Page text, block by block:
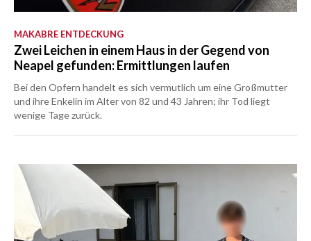
MAKABRE ENTDECKUNG
Zwei Leichen in einem Haus in der Gegend von
Neapel gefunden: Ermittlungen laufen
Bei den Opfern handelt es sich vermutlich um eine Großmutter
und ihre Enkelin im Alter von 82 und 43 Jahren; ihr Tod liegt
wenige Tage zurück.